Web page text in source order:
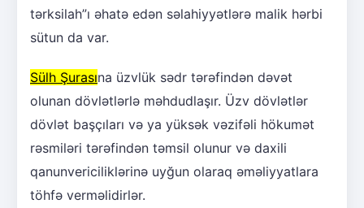
tərksilah”ı əhatə edən səlahiyyətlərə malik hərbi
sütun da var.
Sülh Şurasına üzvlük sədr tərəfindən dəvət
olunan dövlətlərlə məhdudlaşır. Üzv dövlətlər
dövlət başçıları və ya yüksək vəzifəli hökumət
rəsmiləri tərəfindən təmsil olunur və daxili
qanunvericiliklərinə uyğun olaraq əməliyyatlara
töhfə verməlidirlər.